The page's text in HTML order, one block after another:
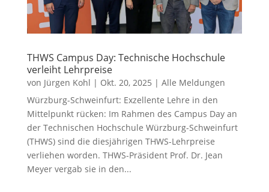
THWS Campus Day: Technische Hochschule
verleiht Lehrpreise
von Jürgen Kohl | Okt. 20, 2025 | Alle Meldungen
Würzburg-Schweinfurt: Exzellente Lehre in den
Mittelpunkt rücken: Im Rahmen des Campus Day an
der Technischen Hochschule Würzburg-Schweinfurt
(THWS) sind die diesjährigen THWS-Lehrpreise
verliehen worden. THWS-Präsident Prof. Dr. Jean
Meyer vergab sie in den...